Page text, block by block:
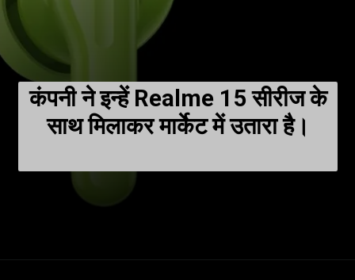
कंपनी ने इन्हें Realme 15 सीरीज के
साथ मिलाकर मार्केट में उतारा है।